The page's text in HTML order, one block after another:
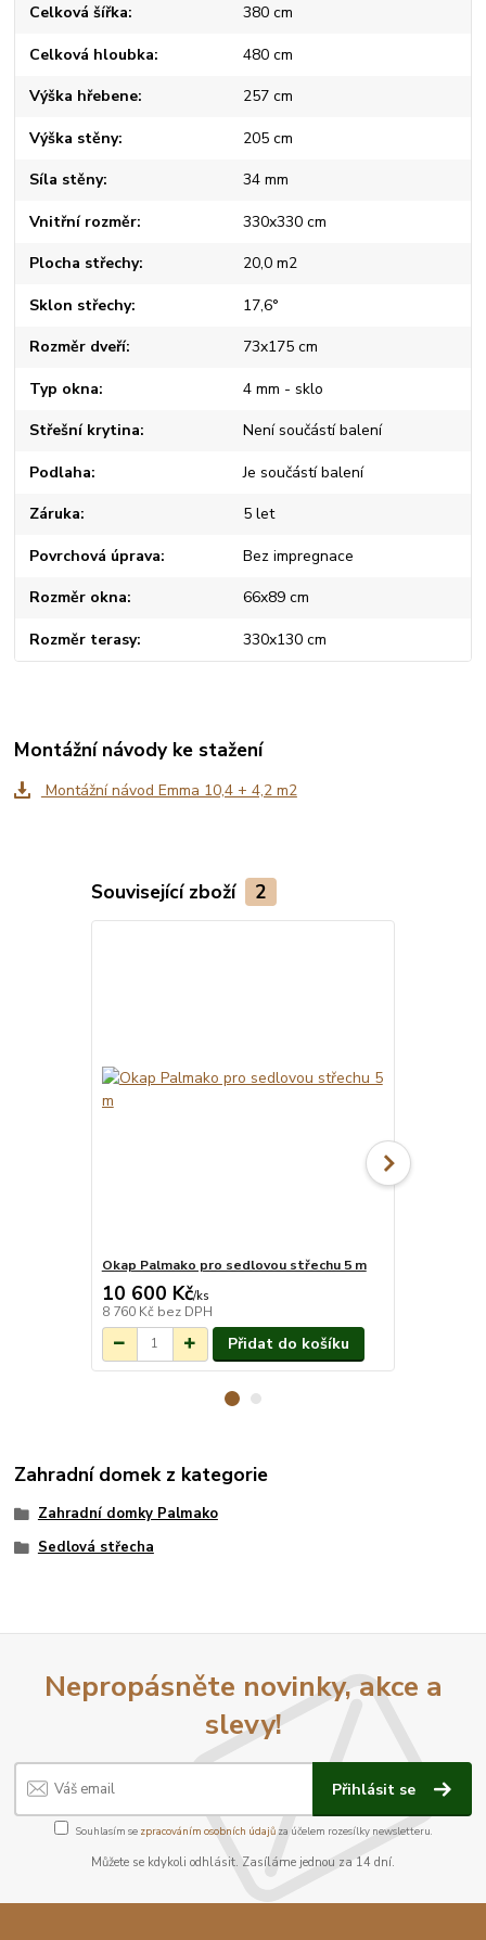
Celková šířka 380 cm
Celková hloubka 480 cm
Výška hřebene 257 cm
Výška stěny 205 cm
Síla stěny 34 mm
Vnitřní rozměr 330x330 cm
Plocha střechy 20,0 m2
Sklon střechy 17,6°
Rozměr dveří 73x175 cm
Typ okna 4 mm - sklo
Střešní krytina Není součástí balení
Podlaha Je součástí balení
Záruka 5 let
Povrchová úprava Bez impregnace
Rozměr okna 66x89 cm
Rozměr terasy 330x130 cm
Montážní návody ke stažení
Montážní návod Emma 10,4 + 4,2 m2
Související zboží 2
Okap Palmako pro sedlovou střechu 5 m
10 600 Kč/ks
8 760 Kč bez DPH
Přidat do košíku
Zahradní domek z kategorie
Zahradní domky Palmako
Sedlová střecha
Nepropásněte novinky, akce a
slevy!
Přihlásit se
Souhlasím se zpracováním osobních údajůza účelem rozesílky newsletteru.
Můžete se kdykoli odhlásit. Zasíláme jednou za 14 dní.